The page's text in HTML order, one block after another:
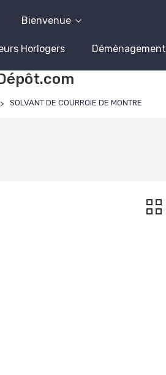
Bienvenue
Horlogers Déménagement
SOLVANT DE COURROIE DE MONTRE